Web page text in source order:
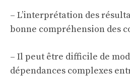
– L’interprétation des
bonne compréhension des
– Il peut être difficile de
dépendances complexes